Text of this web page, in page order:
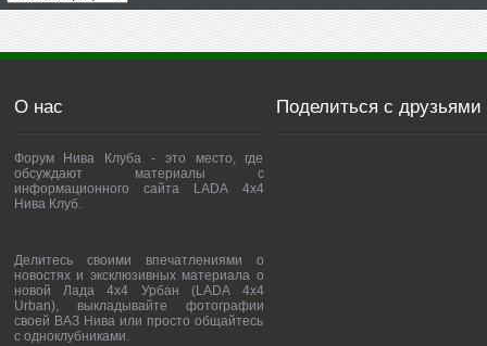
О нас
Форум Нива Клуба - это место, где
обсуждают материалы с
информационного сайта LADA 4x4
Нива Клуб.
Делитесь своими впечатлениями о
новостях и эксклюзивных материала о
новой Лада 4х4 Урбан (LADA 4x4
Urban), выкладывайте фотографии
своей ВАЗ Нива или просто общайтесь
с одноклубниками.
Поделиться с друзьями